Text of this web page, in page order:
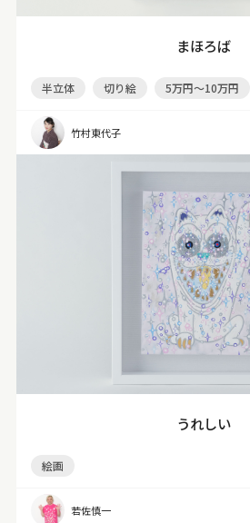
まほろば
半立体 切り絵 5万円～10万円
竹村東代子
うれしい
絵画
若佐慎一